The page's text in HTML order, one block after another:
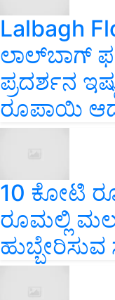
Lalbagh
ಲಾಲ್‌ಬಾಗ್
ಪ್ರದರ್ಶನ
ರೂಪಾಯಿ
10 ಕೋಟಿ
ರೂಮಲ್ಲಿ